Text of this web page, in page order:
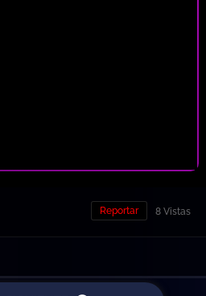
8 Vistas
Reportar